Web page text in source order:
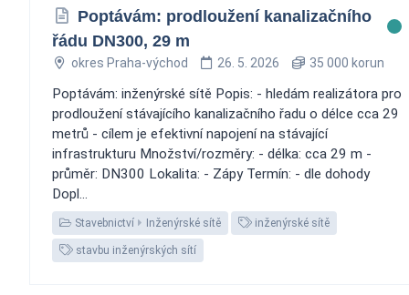
Poptávám: prodloužení kanalizačního
řádu DN300, 29 m
okres Praha-východ 26. 5. 2026 35 000 korun
Poptávám: inženýrské sítě Popis: - hledám realizátora pro
prodloužení stávajícího kanalizačního řadu o délce cca 29
metrů - cílem je efektivní napojení na stávající
infrastrukturu Množství/rozměry: - délka: cca 29 m -
průměr: DN300 Lokalita: - Zápy Termín: - dle dohody
Dopl...
Stavebnictví Inženýrské sítě inženýrské sítě
stavbu inženýrských sítí